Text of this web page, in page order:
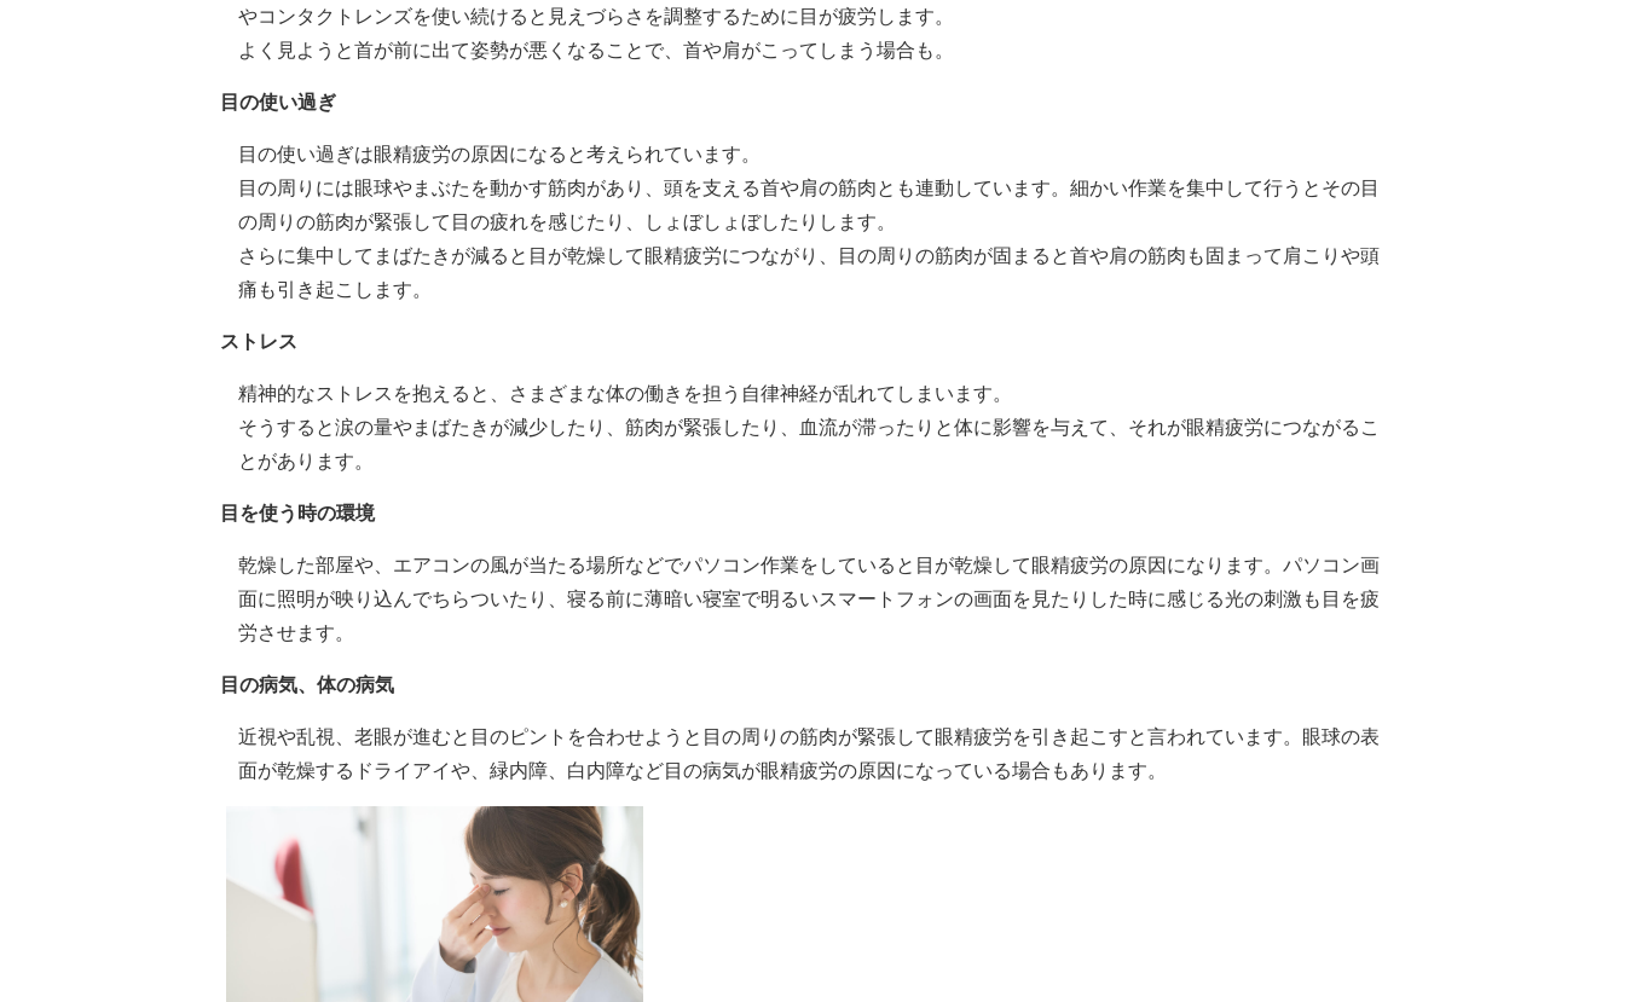
やコンタクトレンズを使い続けると見えづらさを調整するために目が疲労します。
よく見ようと首が前に出て姿勢が悪くなることで、首や肩がこってしまう場合も。
目の使い過ぎ
目の使い過ぎは眼精疲労の原因になると考えられています。
目の周りには眼球やまぶたを動かす筋肉があり、頭を支える首や肩の筋肉とも連動しています。細かい作業を集中して行うとその目
の周りの筋肉が緊張して目の疲れを感じたり、しょぼしょぼしたりします。
さらに集中してまばたきが減ると目が乾燥して眼精疲労につながり、目の周りの筋肉が固まると首や肩の筋肉も固まって肩こりや頭
痛も引き起こします。
ストレス
精神的なストレスを抱えると、さまざまな体の働きを担う自律神経が乱れてしまいます。
そうすると涙の量やまばたきが減少したり、筋肉が緊張したり、血流が滞ったりと体に影響を与えて、それが眼精疲労につながるこ
とがあります。
目を使う時の環境
乾燥した部屋や、エアコンの風が当たる場所などでパソコン作業をしていると目が乾燥して眼精疲労の原因になります。パソコン画
面に照明が映り込んでちらついたり、寝る前に薄暗い寝室で明るいスマートフォンの画面を見たりした時に感じる光の刺激も目を疲
労させます。
目の病気、体の病気
近視や乱視、老眼が進むと目のピントを合わせようと目の周りの筋肉が緊張して眼精疲労を引き起こすと言われています。眼球の表
面が乾燥するドライアイや、緑内障、白内障など目の病気が眼精疲労の原因になっている場合もあります。